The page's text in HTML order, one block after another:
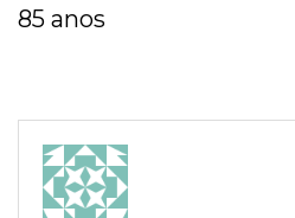
85 anos